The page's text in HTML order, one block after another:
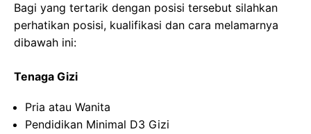
Bagi yang tertarik dengan posisi tersebut silahkan
perhatikan posisi, kualifikasi dan cara melamarnya
dibawah ini:
Tenaga Gizi
Pria atau Wanita
Pendidikan Minimal D3 Gizi